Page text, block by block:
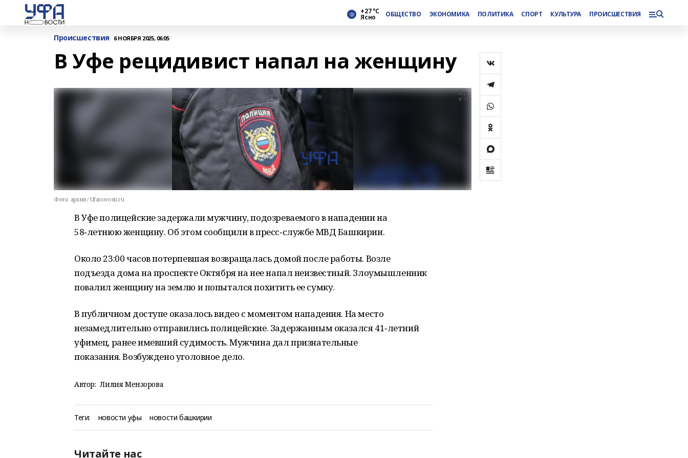
+27 °С
Ясно ОБЩЕСТВО ЭКОНОМИКА ПОЛИТИКА СПОРТ КУЛЬТУРА ПРОИСШЕСТВИЯ
Происшествия 6 НОЯБРЯ 2025, 06:05
В Уфе рецидивист напал на женщину
Фото: архив / Ufanovosti.ru
В Уфе полицейские задержали мужчину, подозреваемого в нападении на
58‑летнюю женщину. Об этом сообщили в пресс‑службе МВД Башкирии.
Около 23:00 часов потерпевшая возвращалась домой после работы. Возле
подъезда дома на проспекте Октября на нее напал неизвестный. Злоумышленник
повалил женщину на землю и попытался похитить ее сумку.
В публичном доступе оказалось видео с моментом нападения. На место
незамедлительно отправились полицейские. Задержанным оказался 41‑летний
уфимец, ранее имевший судимость. Мужчина дал признательные
показания. Возбуждено уголовное дело.
Автор: Лилия Мензорова
Теги: новости уфы новости башкирии
Читайте нас